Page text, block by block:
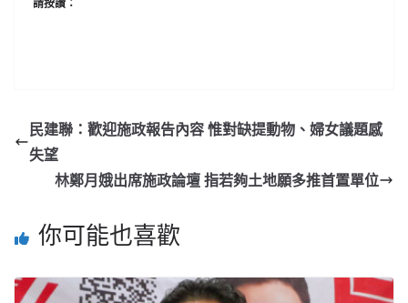
民建聯：歡迎施政報告內容 惟對缺提動物、婦女議題感
失望
林鄭月娥出席施政論壇 指若夠土地願多推首置單位
你可能也喜歡